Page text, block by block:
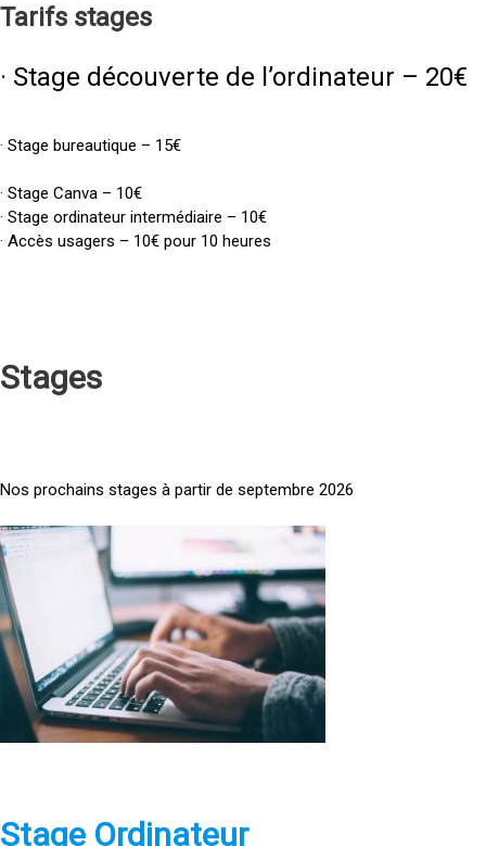
Tarifs stages
· Stage découverte de l’ordinateur – 20€
· Stage bureautique – 15€
· Stage Canva – 10€
· Stage ordinateur intermédiaire – 10€
· Accès usagers – 10€ pour 10 heures
Stages
Nos prochains stages à partir de septembre 2026
<
a
h
e
f
pStage Ordinateur